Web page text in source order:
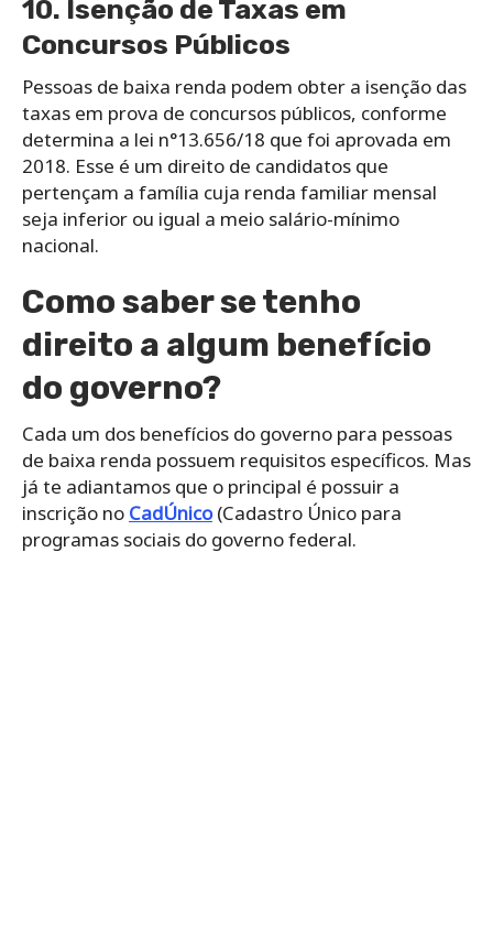
10. Isenção de Taxas em
Concursos Públicos
Pessoas de baixa renda podem obter a isenção das
taxas em prova de concursos públicos, conforme
determina a lei n°13.656/18 que foi aprovada em
2018. Esse é um direito de candidatos que
pertençam a família cuja renda familiar mensal
seja inferior ou igual a meio salário-mínimo
nacional.
Como saber se tenho
direito a algum benefício
do governo?
Cada um dos benefícios do governo para pessoas
de baixa renda possuem requisitos específicos. Mas
já te adiantamos que o principal é possuir a
inscrição no CadÚnico(Cadastro Único para
programas sociais do governo federal.